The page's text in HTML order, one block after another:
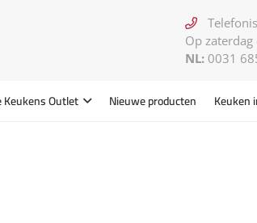
Op
NL: 0031
Outlet Nieuwe producten Keuken